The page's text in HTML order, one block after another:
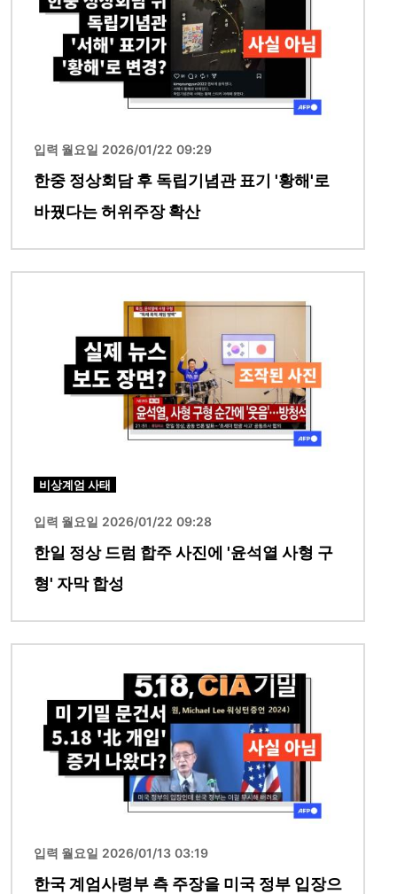
입력 월요일 2026/01/22 09:29
한중 정상회담 후 독립기념관 표기 '황해'로
바꿨다는 허위주장 확산
비상계엄 사태
입력 월요일 2026/01/22 09:28
한일 정상 드럼 합주 사진에 '윤석열 사형 구
형' 자막 합성
입력 월요일 2026/01/13 03:19
한국 계엄사령부 측 주장을 미국 정부 입장으